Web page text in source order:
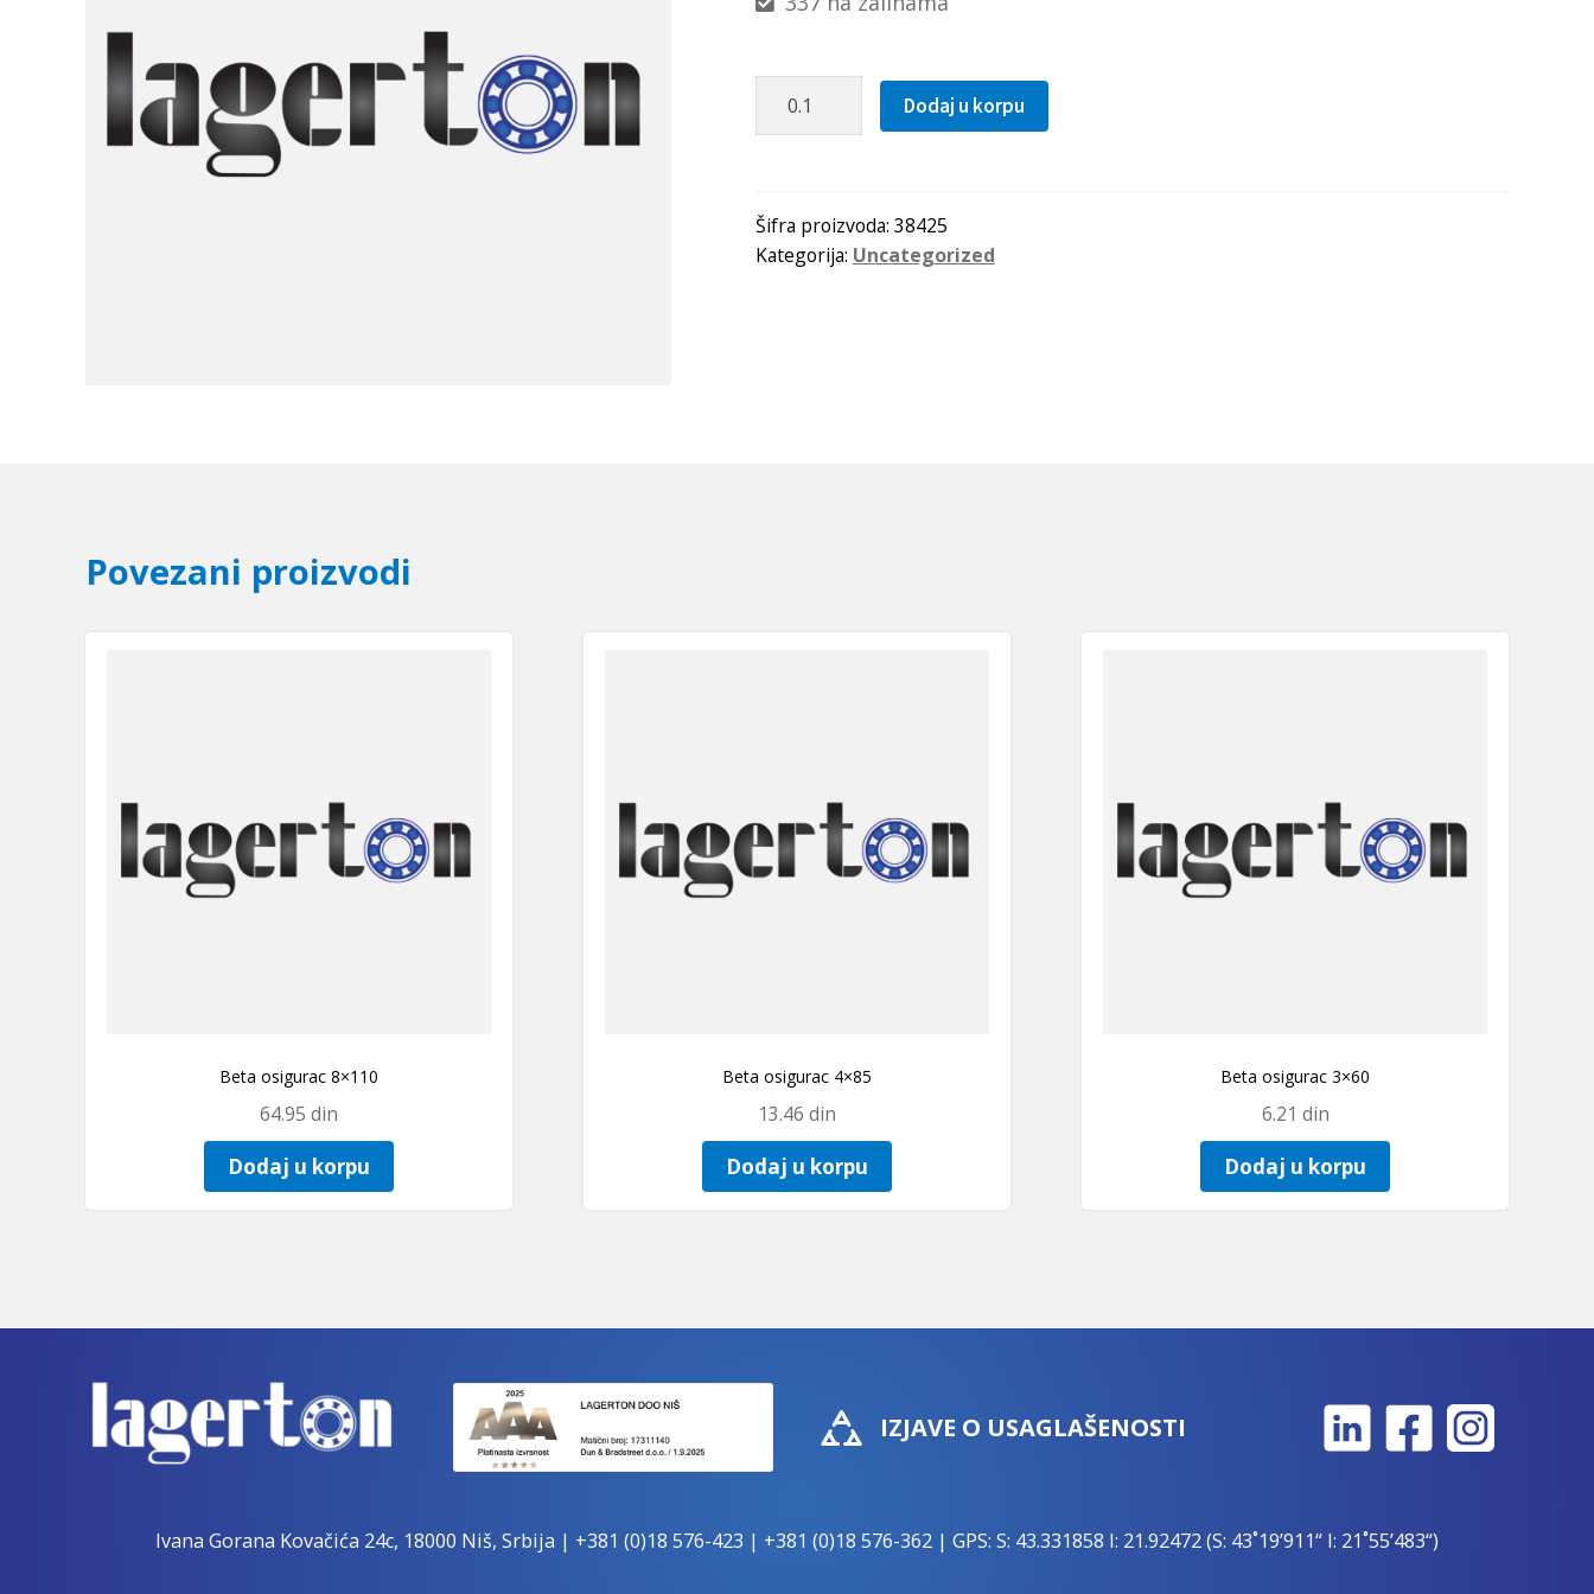
Zupcasti
Optibelt
količina
Dodaj u korpu
Šifra proizvoda: 38425
Kategorija: Uncategorized
Povezani proizvodi
Beta osigurac 8×110
64.95 din
Dodaj u korpu
Beta osigurac 4×85
13.46 din
Dodaj u korpu
Beta osigurac 3×60
6.21 din
Dodaj u korpu
IZJAVE O USAGLAŠENOSTI
Ivana Gorana Kovačića 24c, 18000 Niš, Srbija | +381 (0)18 576-423 | +381 (0)18 576-362 | GPS: S: 43.331858 I: 21.92472 (S: 43˚19’911“ I: 21˚55’483“)